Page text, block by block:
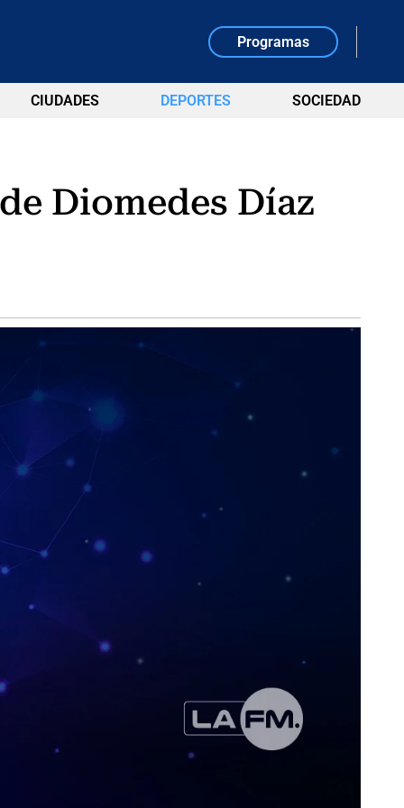
Programas
CIUDADES DEPORTES SOCIEDAD
Diomedes Díaz